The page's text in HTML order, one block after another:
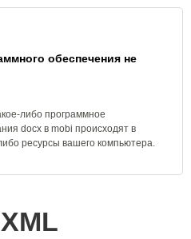
обеспечения не
либо программное
docx в mobi происходят в
ресурсы вашего компьютера.